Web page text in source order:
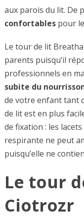
aux parois du lit. De
confortables pour
Le tour de lit
parents puisqu’il
professionnels en
subite du
de votre enfant tant
de lit est en plus
de fixation : les
respirante ne peut
puisqu’elle ne
Le tour
Ciotrozr